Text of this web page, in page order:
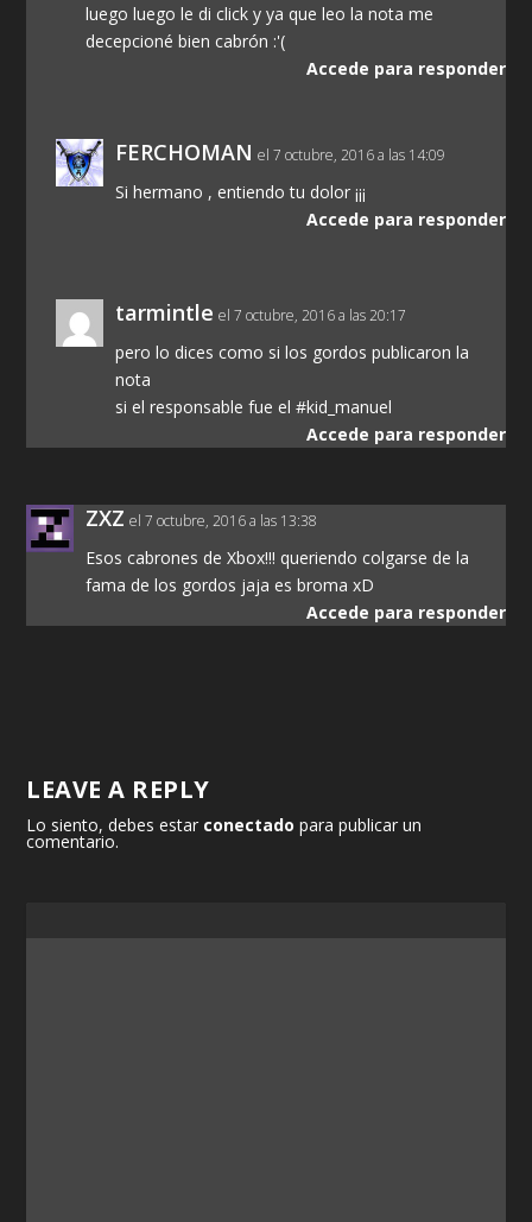
luego luego le di click y ya que leo la nota me
decepcioné bien cabrón :'(
Accede para responder
FERCHOMAN el 7 octubre, 2016 a las 14:09
Si hermano , entiendo tu dolor ¡¡¡
Accede para responder
tarmintle el 7 octubre, 2016 a las 20:17
pero lo dices como si los gordos publicaron la
nota
si el responsable fue el #kid_manuel
Accede para responder
ZXZ el 7 octubre, 2016 a las 13:38
Esos cabrones de Xbox!!! queriendo colgarse de la
fama de los gordos jaja es broma xD
Accede para responder
LEAVE A REPLY
Lo siento, debes estar conectado para publicar un
comentario.